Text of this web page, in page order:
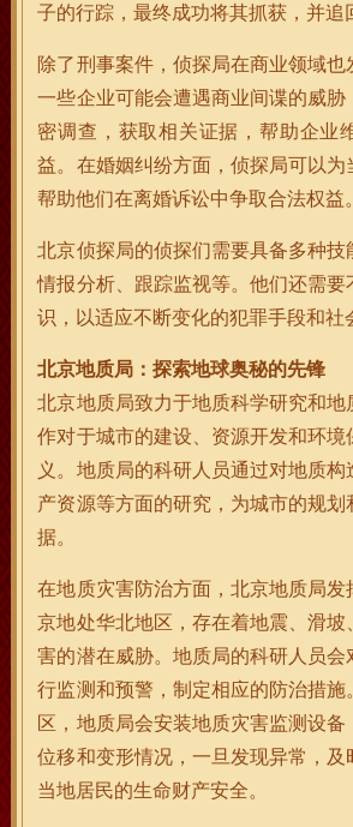
子的行踪，最终成功将其抓获，并追
除了刑事案件，侦探局在商业领域也
一些企业可能会遭遇商业间谍的威胁
密调查，获取相关证据，帮助企业
益。在婚姻纠纷方面，侦探局可以为
帮助他们在离婚诉讼中争取合法权益。
北京侦探局的侦探们需要具备多种技
情报分析、跟踪监视等。他们还需要
识，以适应不断变化的犯罪手段和社
北京地质局：探索地球奥秘的先锋
北京地质局致力于地质科学研究和地
作对于城市的建设、资源开发和环境
义。地质局的科研人员通过对地质
产资源等方面的研究，为城市的规划
据。
在地质灾害防治方面，北京地质局发
京地处华北地区，存在着地震、滑坡
害的潜在威胁。地质局的科研人员会
行监测和预警，制定相应的防治措施
区，地质局会安装地质灾害监测设
位移和变形情况，一旦发现异常，及
当地居民的生命财产安全。